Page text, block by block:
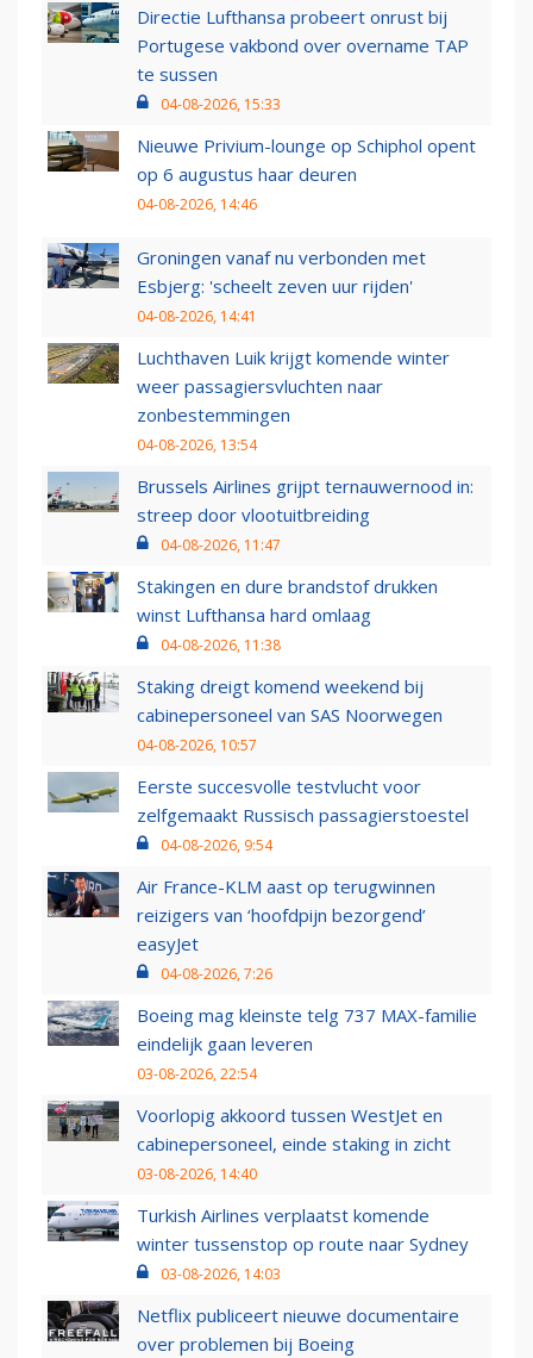
Directie Lufthansa probeert onrust bij
Portugese vakbond over overname TAP
te sussen
04-08-2026, 15:33
Nieuwe Privium-lounge op Schiphol opent
op 6 augustus haar deuren
04-08-2026, 14:46
Groningen vanaf nu verbonden met
Esbjerg: 'scheelt zeven uur rijden'
04-08-2026, 14:41
Luchthaven Luik krijgt komende winter
weer passagiersvluchten naar
zonbestemmingen
04-08-2026, 13:54
Brussels Airlines grijpt ternauwernood in:
streep door vlootuitbreiding
04-08-2026, 11:47
Stakingen en dure brandstof drukken
winst Lufthansa hard omlaag
04-08-2026, 11:38
Staking dreigt komend weekend bij
cabinepersoneel van SAS Noorwegen
04-08-2026, 10:57
Eerste succesvolle testvlucht voor
zelfgemaakt Russisch passagierstoestel
04-08-2026, 9:54
Air France-KLM aast op terugwinnen
reizigers van ‘hoofdpijn bezorgend’
easyJet
04-08-2026, 7:26
Boeing mag kleinste telg 737 MAX-familie
eindelijk gaan leveren
03-08-2026, 22:54
Voorlopig akkoord tussen WestJet en
cabinepersoneel, einde staking in zicht
03-08-2026, 14:40
Turkish Airlines verplaatst komende
winter tussenstop op route naar Sydney
03-08-2026, 14:03
Netflix publiceert nieuwe documentaire
over problemen bij Boeing